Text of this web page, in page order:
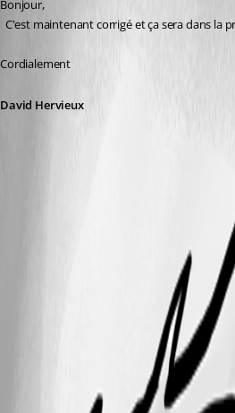
Bonjour,
Cordialement
David Hervieux